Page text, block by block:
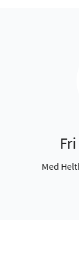
Med